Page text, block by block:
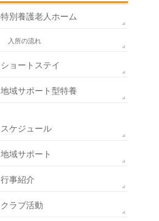
特別養護老人ホーム
入所の流れ
ショートステイ
地域サポート型特養
スケジュール
地域サポート
行事紹介
クラブ活動